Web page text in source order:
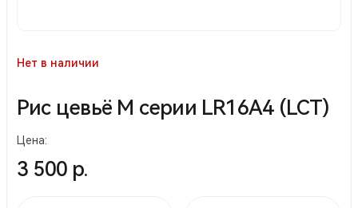
Нет в наличии
Рис цевьё М серии LR16A4 (LCT)
Цена:
3 500 р.